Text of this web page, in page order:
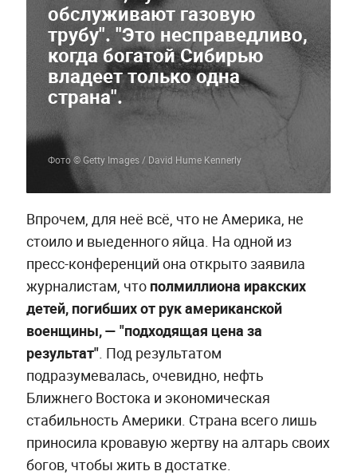
обслуживают газовую
трубу". "Это несправедливо,
когда богатой Сибирью
владеет только одна
страна".
Фото © Getty Images / David Hume Kennerly
Впрочем, для неё всё, что не Америка, не
стоило и выеденного яйца. На одной из
пресс-конференций она открыто заявила
журналистам, что полмиллиона иракских
детей, погибших от рук американской
военщины, — "подходящая цена за
результат". Под результатом
подразумевалась, очевидно, нефть
Ближнего Востока и экономическая
стабильность Америки. Страна всего лишь
приносила кровавую жертву на алтарь своих
богов, чтобы жить в достатке.